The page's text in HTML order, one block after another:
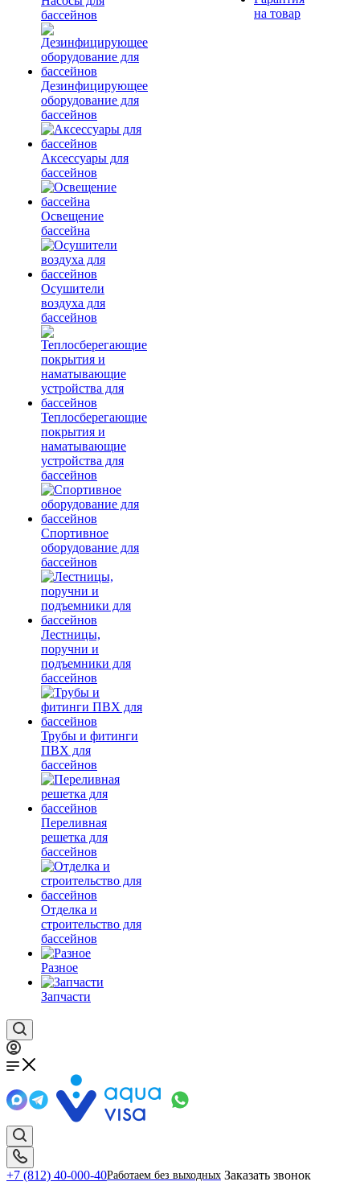
бассейнов
Дезинфицирующее
оборудование для
бассейнов
Аксессуары для
бассейнов
Освещение
бассейна
Осушители
воздуха для
бассейнов
Теплосберегающие
покрытия и
наматывающие
устройства для
бассейнов
Спортивное
оборудование для
бассейнов
Лестницы,
поручни и
подъемники для
бассейнов
Трубы и фитинги
ПВХ для
бассейнов
Переливная
решетка для
бассейнов
Отделка и
строительство для
бассейнов
Разное
Запчасти
на товар
+7 (812) 40-000-40Работаем без выходных Заказать звонок